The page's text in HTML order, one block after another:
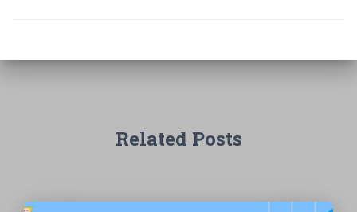
Related Posts